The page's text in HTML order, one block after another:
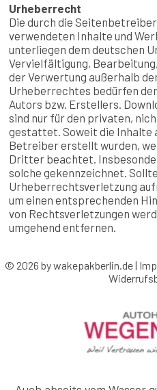
Urheberrecht
Die durch die
verwendeten Inhalte und
unterliegen dem deutschen
Vervielfältigung,
der Verwertung außerhalb
Urheberrechtes bedürfen
Autors bzw. Erstellers.
sind nur für den privaten,
gestattet. Soweit die Inhalte
Betreiber erstellt wurden,
Dritter beachtet.
solche gekennzeichnet.
Urheberrechtsverletzung
um einen entsprechenden
von Rechtsverletzungen
umgehend entfernen.
© 2026 by wakepakberlin.de |